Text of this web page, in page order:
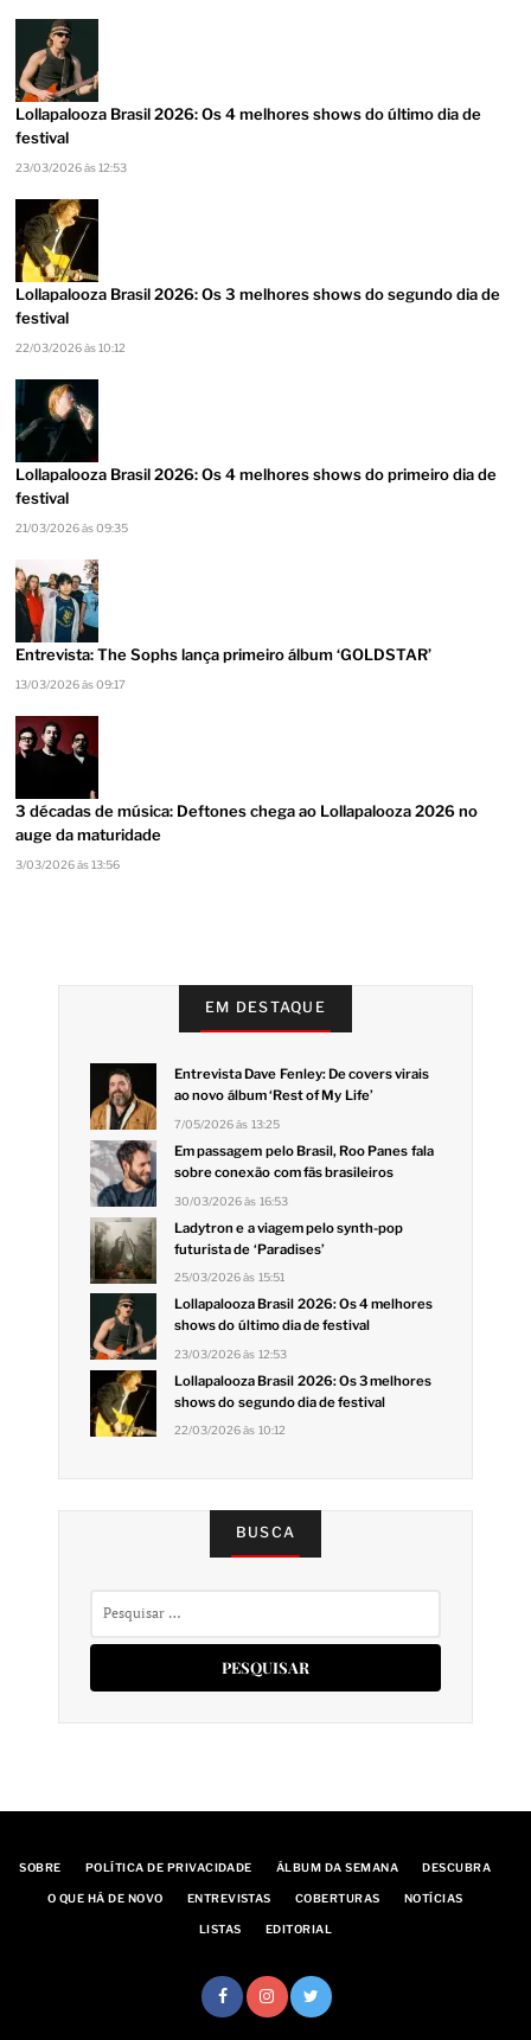
Lollapalooza Brasil 2026: Os 4 melhores shows do último dia de
festival
23/03/2026 às 12:53
Lollapalooza Brasil 2026: Os 3 melhores shows do segundo dia de
festival
22/03/2026 às 10:12
Lollapalooza Brasil 2026: Os 4 melhores shows do primeiro dia de
festival
21/03/2026 às 09:35
Entrevista: The Sophs lança primeiro álbum ‘GOLDSTAR’
13/03/2026 às 09:17
3 décadas de música: Deftones chega ao Lollapalooza 2026 no
auge da maturidade
3/03/2026 às 13:56
EM DESTAQUE
Entrevista Dave Fenley: De covers virais
ao novo álbum ‘Rest of My Life’
7/05/2026 às 13:25
Em passagem pelo Brasil, Roo Panes fala
sobre conexão com fãs brasileiros
30/03/2026 às 16:53
Ladytron e a viagem pelo synth-pop
futurista de ‘Paradises’
25/03/2026 às 15:51
Lollapalooza Brasil 2026: Os 4 melhores
shows do último dia de festival
23/03/2026 às 12:53
Lollapalooza Brasil 2026: Os 3 melhores
shows do segundo dia de festival
22/03/2026 às 10:12
BUSCA
SOBRE POLÍTICA DE PRIVACIDADE ÁLBUM DA SEMANA DESCUBRA
O QUE HÁ DE NOVO ENTREVISTAS COBERTURAS NOTÍCIAS
LISTAS EDITORIAL